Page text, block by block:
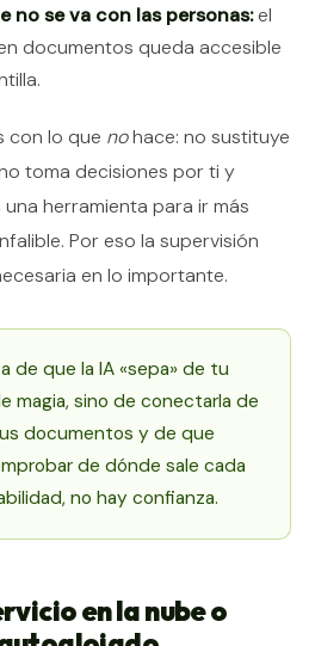
no se va con las personas:el
documentos queda accesible
con lo que nohace: no sustituye
toma decisiones por ti y
herramienta para ir más
Por eso la supervisión
en lo importante.
de que la IA «sepa» de tu
magia, sino de conectarla de
documentos y de que
de dónde sale cada
no hay confianza.
en la nube o